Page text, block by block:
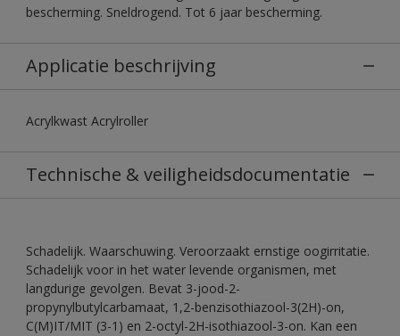
bescherming. Sneldrogend. Tot 6 jaar bescherming.
Applicatie beschrijving
Acrylkwast Acrylroller
Technische & veiligheidsdocumentatie
Schadelijk. Waarschuwing. Veroorzaakt ernstige oogirritatie.
Schadelijk voor in het water levende organismen, met
langdurige gevolgen. Bevat 3-jood-2-
propynylbutylcarbamaat, 1,2-benzisothiazool-3(2H)-on,
C(M)IT/MIT (3-1) en 2-octyl-2H-isothiazool-3-on. Kan een